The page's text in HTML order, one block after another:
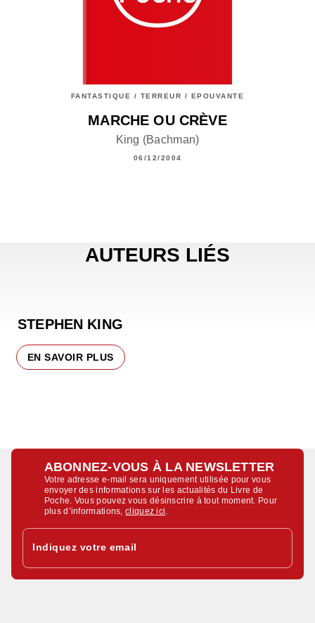
FANTASTIQUE / TERREUR / EPOUVANTE
MARCHE OU CRÈVE
King (Bachman)
06/12/2004
AUTEURS LIÉS
STEPHEN KING
EN SAVOIR PLUS
ABONNEZ-VOUS À LA NEWSLETTER
Votre adresse e-mail sera uniquement utilisée pour vous
envoyer des informations sur les actualités du Livre de
Poche. Vous pouvez vous désinscrire à tout moment. Pour
plus d’informations,cliquez ici
Indiquez votre email